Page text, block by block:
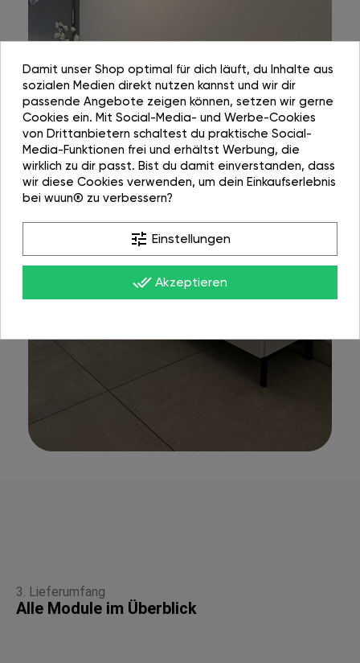
3. Lieferumfang
Alle Module im Überblick
Damit unser Shop optimal für dich läuft, du Inhalte aus
sozialen Medien direkt nutzen kannst und wir dir
passende Angebote zeigen können, setzen wir gerne
Cookies ein. Mit Social-Media- und Werbe-Cookies
von Drittanbietern schaltest du praktische Social-
Media-Funktionen frei und erhältst Werbung, die
wirklich zu dir passt. Bist du damit einverstanden, dass
wir diese Cookies verwenden, um dein Einkaufserlebnis
bei wuun® zu verbessern?
tune Einstellungen
done_all Akzeptieren